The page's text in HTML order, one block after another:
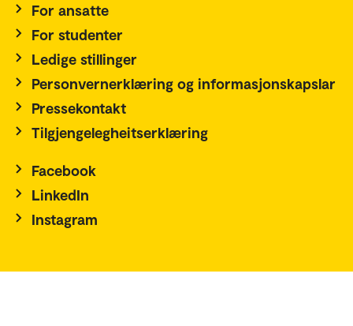
For ansatte
For studenter
Ledige stillinger
Personvernerklæring og informasjonskapslar
Pressekontakt
Tilgjengelegheitserklæring
Facebook
LinkedIn
Instagram